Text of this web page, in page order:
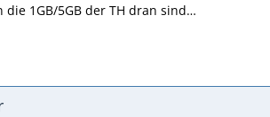
die 1GB/5GB der TH dran sind…